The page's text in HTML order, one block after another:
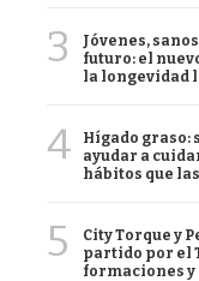
3
Jóvenes,
futuro: el
la longevidad
4
Hígado graso:
ayudar a
hábitos que
5
City Torque y
partido por el
formaciones y